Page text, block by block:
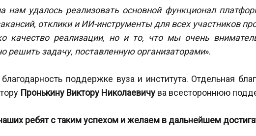
нам удалось реализовать основной функционал
отклики и ИИ-инструменты для всех участников
качество реализации, но и то, что мы очень
решить задачу, поставленную организаторами».
поддержке вуза и института. Отдельная
Пронькину Виктору Николаевичу ва всестороннюю
ребят с таким успехом и желаем в дальнейшем